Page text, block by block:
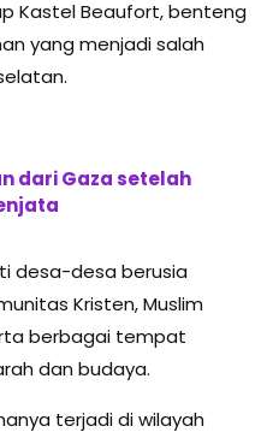
Kastel Beaufort, benteng
yang menjadi salah
dari Gaza setelah
desa-desa berusia
Kristen, Muslim
berbagai tempat
dan budaya.
terjadi di wilayah